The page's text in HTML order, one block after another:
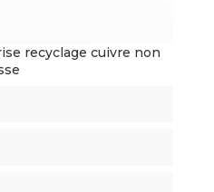
recyclage cuivre non